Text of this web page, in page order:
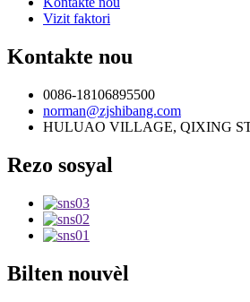
Vizit faktori
Kontakte nou
0086-18106895500
norman@zjshibang.com
HULUAO VILLAGE, QIXING
Rezo sosyal
Bilten nouvèl